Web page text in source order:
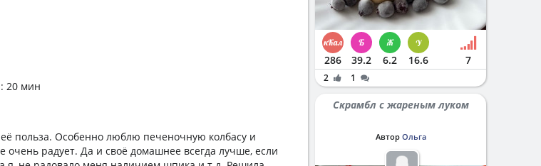
20 мин
польза. Особенно люблю печеночную колбасу и
очень радует. Да и своё домашнее всегда лучше, если
286 39.2 6.2 16.6 7
2 1
Скрамбл с жареным луком
Автор Ольга